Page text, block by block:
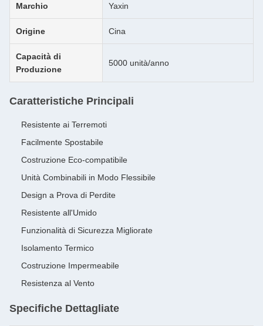
Marchio Yaxin
Origine Cina
Capacità di
Produzione
5000 unità/anno
Caratteristiche Principali
Resistente ai Terremoti
Facilmente Spostabile
Costruzione Eco-compatibile
Unità Combinabili in Modo Flessibile
Design a Prova di Perdite
Resistente all'Umido
Funzionalità di Sicurezza Migliorate
Isolamento Termico
Costruzione Impermeabile
Resistenza al Vento
Specifiche Dettagliate